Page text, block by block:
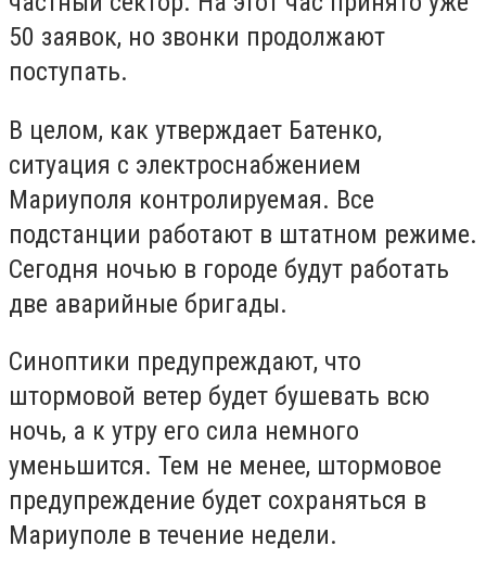
50 заявок, но звонки продолжают
поступать.
В целом, как утверждает Батенко,
ситуация с электроснабжением
Мариуполя контролируемая. Все
подстанции работают в штатном режиме.
Сегодня ночью в городе будут работать
две аварийные бригады.
Синоптики предупреждают, что
штормовой ветер будет бушевать всю
ночь, а к утру его сила немного
уменьшится. Тем не менее, штормовое
предупреждение будет сохраняться в
Мариуполе в течение недели.